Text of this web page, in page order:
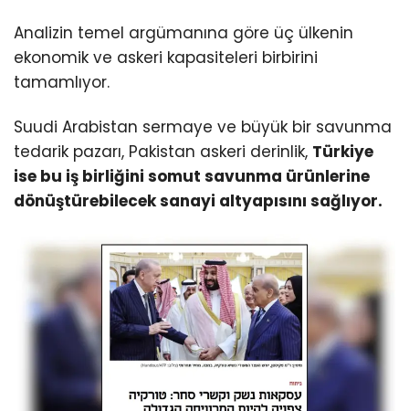
Analizin temel argümanına göre üç ülkenin
ekonomik ve askeri kapasiteleri birbirini
tamamlıyor.
Suudi Arabistan sermaye ve büyük bir savunma
tedarik pazarı, Pakistan askeri derinlik, Türkiye
ise bu iş birliğini somut savunma ürünlerine
dönüştürebilecek sanayi altyapısını sağlıyor.